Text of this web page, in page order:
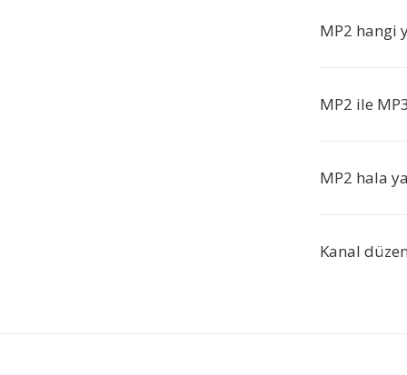
MP2 hangi
MP2 ile
MP2 hala
Kanal